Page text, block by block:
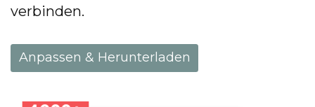
verbinden.
Anpassen & Herunterladen